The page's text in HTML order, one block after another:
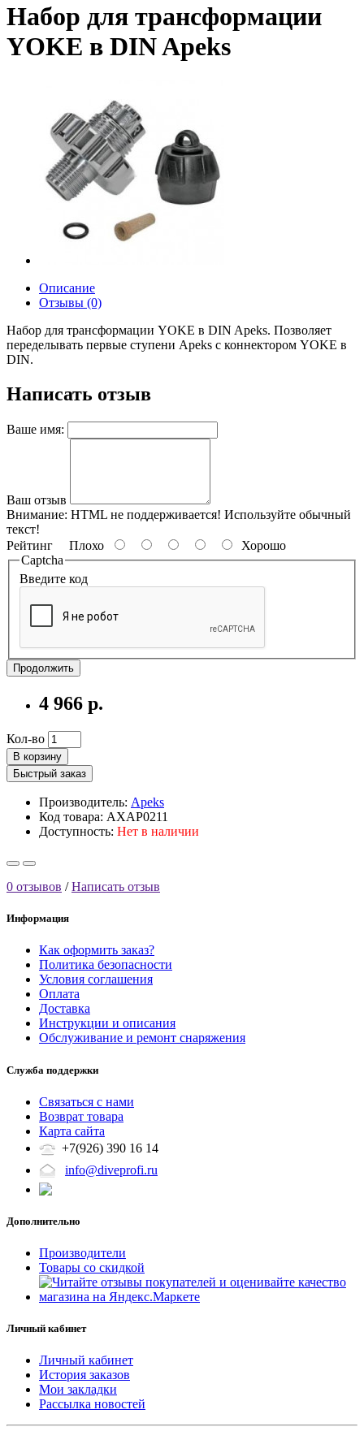
Набор для трансформации
YOKE в DIN Apeks
Описание
Отзывы (0)
Набор для трансформации YOKE в DIN Apeks. Позволяет
переделывать первые ступени Apeks с коннектором YOKE в
DIN.
Написать отзыв
Ваше имя:
Ваш отзыв
Внимание: HTML не поддерживается! Используйте обычный
текст!
Рейтинг Плохо
Хорошо
Captcha
Введите код
Продолжить
4 966 р.
Кол-во
В корзину
Быстрый заказ
Производитель: Apeks
Код товара: AXAP0211
Доступность: Нет в наличии
0 отзывов /Написать отзыв
Информация
Как оформить заказ?
Политика безопасности
Условия соглашения
Оплата
Доставка
Инструкции и описания
Обслуживание и ремонт снаряжения
Служба поддержки
Связаться с нами
Возврат товара
Карта сайта
+7(926) 390 16 14
info@diveprofi.ru
Дополнительно
Производители
Товары со скидкой
Личный кабинет
Личный кабинет
История заказов
Мои закладки
Рассылка новостей